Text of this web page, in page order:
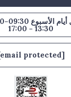
13:30 - 17:00
protected]